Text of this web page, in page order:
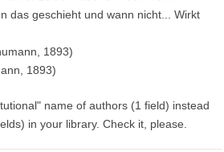
das geschieht und wann nicht... Wirkt
1893)
1893)
name of authors (1 field) instead
in your library. Check it, please.